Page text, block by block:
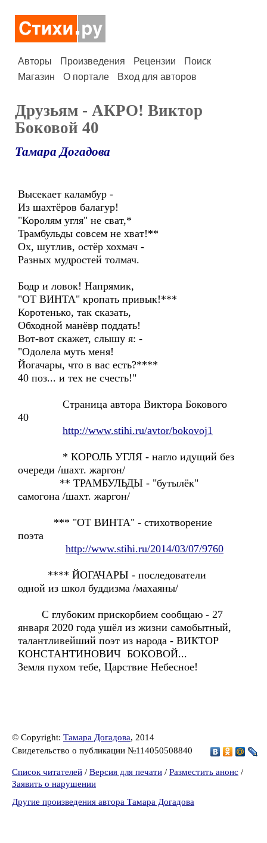
Авторы Произведения Рецензии
Поиск
Магазин
О портале Вход для авторов
Друзьям - АКРО! Виктор
Боковой 40
Тамара Догадова
Высекает каламбур -
Из шахтёров балагур!
"Королям угля" не сват,*
Трамбульды совсем не хват!**
Ох, шутлив, остёр хохмач -
Разных мудростей толмач.
Бодр и ловок! Напрямик,
"ОТ ВИНТА" кропать привык!***
Коротенько, так сказать,
Обходной манёвр поддать!
Вот-вот скажет, слышу я: -
"Одолела муть меня!
Йогачары, что в вас есть?****
40 поз... и тех не счесть!"
Страница автора Виктора Бокового
40
http://www.stihi.ru/avtor/bokovoj1
* КОРОЛЬ УГЛЯ - нагло идущий без
очереди /шахт. жаргон/
** ТРАМБУЛЬДЫ - "бутылёк"
самогона /шахт. жаргон/
*** "ОТ ВИНТА" - стихотворение
поэта
http://www.stihi.ru/2014/03/07/9760
**** ЙОГАЧАРЫ - последователи
одной из школ буддизма /махаяны/
С глубоким прискорбием сообщаю - 27
января 2020 года ушёл из жизни самобытный,
талантливейший поэт из народа - ВИКТОР
КОНСТАНТИНОВИЧ БОКОВОЙ...
Земля пухом тебе, Царствие Небесное!
© Copyright: Тамара Догадова, 2014
Свидетельство о публикации №114050508840
Список читателей / Версия для печати / Разместить анонс /
Заявить о нарушении
Другие произведения автора Тамара Догадова